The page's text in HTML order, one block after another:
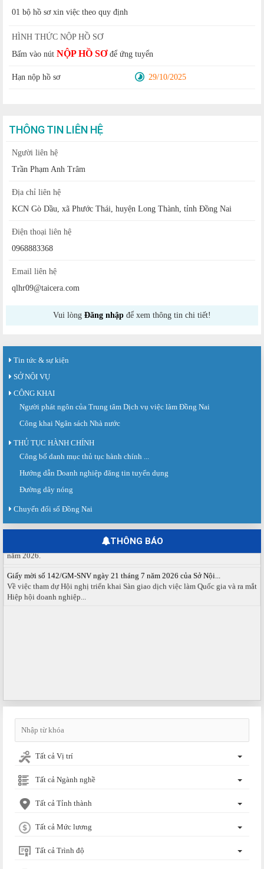
01 bộ hồ sơ xin việc theo quy định
HÌNH THỨC NỘP HỒ SƠ
Bấm vào nút NỘP HỒ SƠđể ứng tuyển
Hạn nộp hồ sơ 29/10/2025
THÔNG TIN LIÊN HỆ
Người liên hệ
Trần Phạm Anh Trâm
Địa chỉ liên hệ
KCN Gò Dầu, xã Phước Thái, huyện Long Thành, tỉnh Đồng Nai
Điện thoại liên hệ
0968883368
Email liên hệ
qlhr09@taicera.com
Vui lòng Đăng nhập để xem thông tin chi tiết!
Tin tức & sự kiện
SỞ NỘI VỤ
CÔNG KHAI
Người phát ngôn của Trung tâm Dịch vụ việc làm Đồng Nai
Công khai Ngân sách Nhà nước
THỦ TỤC HÀNH CHÍNH
Công bố danh mục thủ tục hành chính ...
Hướng dẫn Doanh nghiệp đăng tin tuyển dụng
Đường dây nóng
Chuyển đổi số Đồng Nai
THÔNG BÁO
Sàn giao dịch việc làm lần thứ 08 năm 2026: Hơn 4.300 cơ hội...
Sáng ngày 03/8/2026, Trung tâm Dịch vụ việc làm Đồng Nai tổ chức Sàn giao
Báo cáo số 141/BC-TTDVVL của Trung tâm Dịch vụ việc làm Đồng...
Báo cáo kết quả tổ chức Sàn giao dịch việc làm lần thứ 08/2026 ngày 03
tháng 08 năm 2026.
Ngày hội việc làm tổ chức tại phường Hố Nai, thành phố Đồng Nai tháng 8
Về việc tham dự Hội nghị triển khai Sàn giao dịch việc làm Quốc gia và ra mắt
Hiệp hội doanh nghiệp...
Tất cả Vị trí
Tất cả Ngành nghề
Tất cả Tỉnh thành
Tất cả Mức lương
Tất cả Trình độ